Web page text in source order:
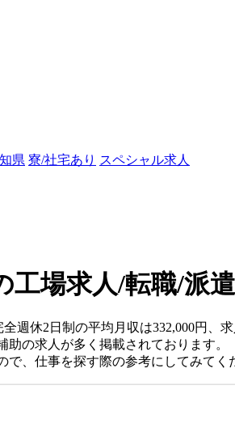
県 寮/社宅あり スペシャル求人
工場求人/転職/派
週休2日制の平均月収は332,000円、求
の求人が多く掲載されております。
、仕事を探す際の参考にしてみてく